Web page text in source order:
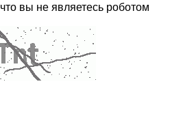
вы не являетесь роботом